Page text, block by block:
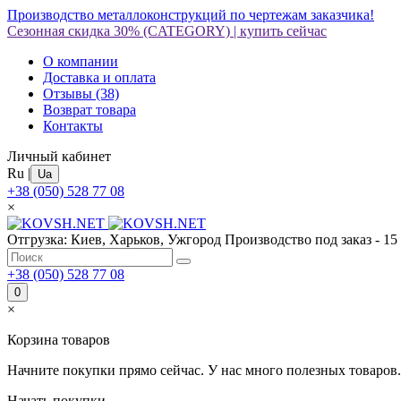
Производство металлоконструкций по чертежам заказчика!
Сезонная скидка 30% (CATEGORY) | купить сейчас
О компании
Доставка и оплата
Отзывы (38)
Возврат товара
Контакты
Личный кабинет
Ru | Ua
+38 (050) 528 77 08
×
Отгрузка: Киев, Харьков, Ужгород Производство под заказ -
+38 (050) 528 77 08
0
×
Корзина товаров
Начните покупки прямо сейчас. У нас много полезных товаров.